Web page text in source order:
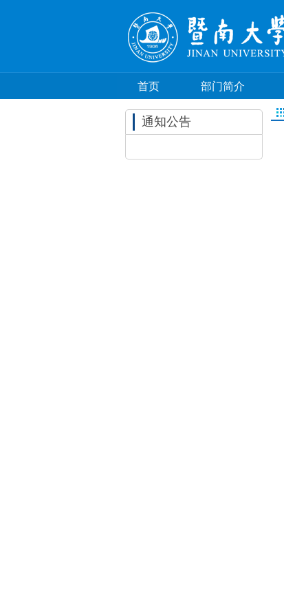
首页 部门简介
通知公告